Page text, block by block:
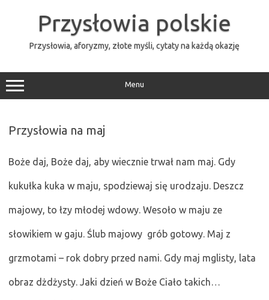
Przysłowia polskie
Przysłowia, aforyzmy, złote myśli, cytaty na każdą okazję
Menu
Przysłowia na maj
Boże daj, Boże daj, aby wiecznie trwał nam maj. Gdy
kukułka kuka w maju, spodziewaj się urodzaju. Deszcz
majowy, to łzy młodej wdowy. Wesoło w maju ze
słowikiem w gaju. Ślub majowy  grób gotowy. Maj z
grzmotami – rok dobry przed nami. Gdy maj mglisty, lata
obraz dżdżysty. Jaki dzień w Boże Ciało takich…